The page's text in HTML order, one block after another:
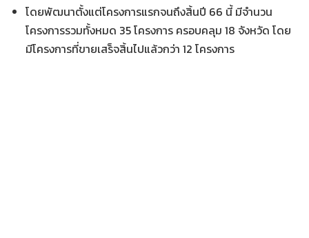
โดยพัฒนาตั้งแต่โครงการแรกจนถึงสิ้นปี 66 นี้ มีจำนวน
โครงการรวมทั้งหมด 35 โครงการ ครอบคลุม 18 จังหวัด โดย
มีโครงการที่ขายเสร็จสิ้นไปแล้วกว่า 12 โครงการ